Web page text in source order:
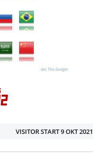
Get This Gadget
VISITOR START 9 OKT 2021